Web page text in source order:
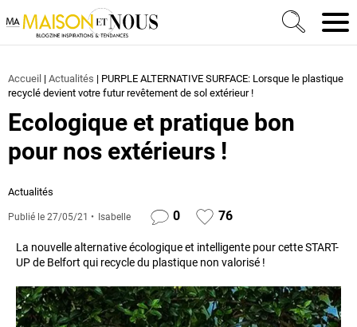
Ma Maison et Nous Construction, rénovation &
Accueil | Actualités | PURPLE ALTERNATIVE SURFACE: Lorsque le plastique
recyclé devient votre futur revêtement de sol extérieur !
Ecologique et pratique bon
pour nos extérieurs !
Actualités
Publié le 27/05/21 Isabelle 0 76
La nouvelle alternative écologique et intelligente pour cette START-
UP de Belfort qui recycle du plastique non valorisé !